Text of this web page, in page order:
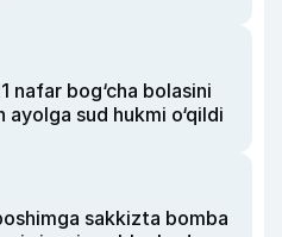
nafar bog‘cha bolasini
sud hukmi o‘qildi
sakkizta bomba